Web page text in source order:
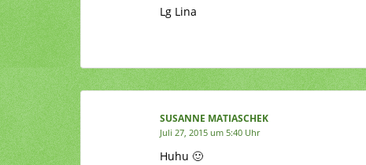
Lg Lina
SUSANNE MATIASCHEK
Juli 27, 2015 um 5:40 Uhr
Huhu 🙂